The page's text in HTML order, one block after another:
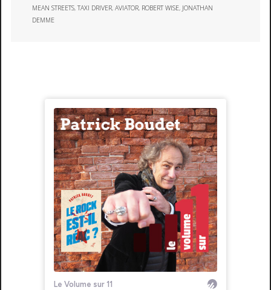
MEAN STREETS,TAXI DRIVER,AVIATOR, ROBERT WISE, JONATHAN
DEMME